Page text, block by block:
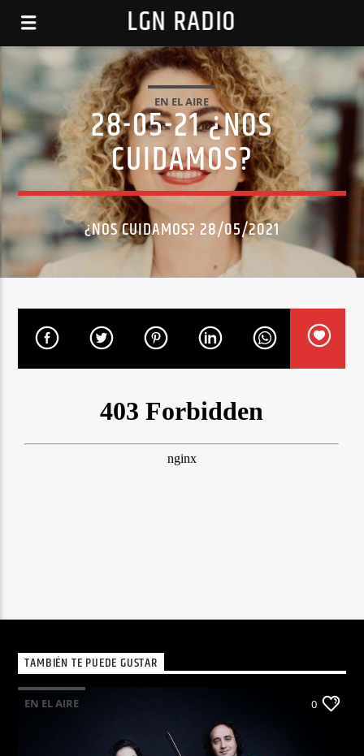
LGN RADIO
EN EL AIRE
28-05-21 ¿NOS
CUIDAMOS?
¿NOS CUIDAMOS? 28/05/2021
TAMBIÉN TE PUEDE GUSTAR
EN EL AIRE 0